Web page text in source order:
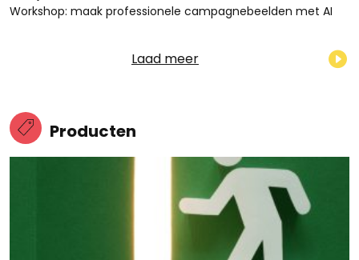
Workshop: maak professionele campagnebeelden met AI
Laad meer
Producten